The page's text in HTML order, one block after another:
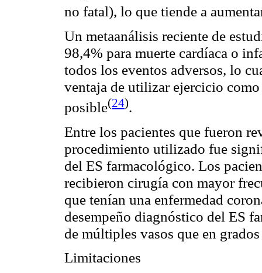
no fatal), lo que tiende a
Un metaanálisis reciente de
98,4% para muerte cardíaca o
todos los eventos adversos, lo
ventaja de utilizar ejercicio
posible(24).
Entre los pacientes que fueron
procedimiento utilizado fue
del ES farmacológico. Los
recibieron cirugía con mayor
que tenían una enfermedad
desempeño diagnóstico del ES
de múltiples vasos que en
Limitaciones